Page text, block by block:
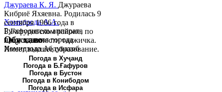
Хомидзода А.А.
Руководитель аппарата
председателя города
Хомидзода Абдувахоб
Абдумаджид родился 8
июня 1978 года в городе
Худжанде. По
национальности...
Джураева К. Я. Джураева
Кибриё Яхяевна. Родилась 9
сентября 1966 года в
Б.Гафуровском районе, по
национальности таджичка.
Имеет высшее образование.
В 1997 ...
Обу хаво
Погода в Хуҷанд
Погода в Б.Ғафуров
Погода в Бустон
Погода в Конибодом
Погода в Исфара